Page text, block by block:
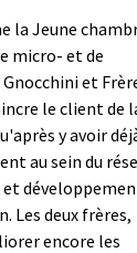
la Jeune
micro- et de
et
le client de
y avoir
au sein du
Les deux frères,
encore les